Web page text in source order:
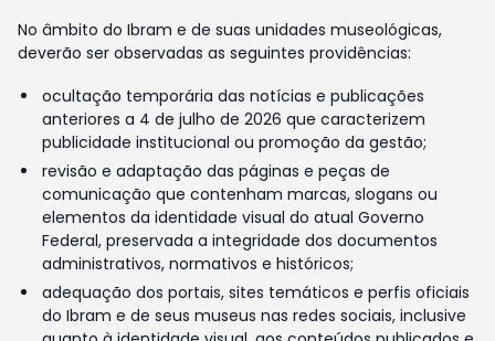
No âmbito do Ibram e de suas unidades museológicas,
deverão ser observadas as seguintes providências:
ocultação temporária das notícias e publicações
anteriores a 4 de julho de 2026 que caracterizem
publicidade institucional ou promoção da gestão;
revisão e adaptação das páginas e peças de
comunicação que contenham marcas, slogans ou
elementos da identidade visual do atual Governo
Federal, preservada a integridade dos documentos
administrativos, normativos e históricos;
adequação dos portais, sites temáticos e perfis oficiais
do Ibram e de seus museus nas redes sociais, inclusive